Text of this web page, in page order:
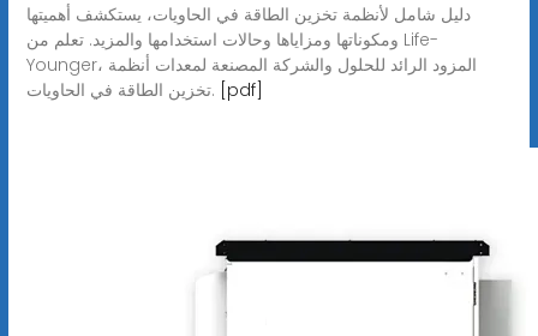
دليل شامل لأنظمة تخزين الطاقة في الحاويات، يستكشف أهميتها
ومكوناتها ومزاياها وحالات استخدامها والمزيد. تعلم من Life-
Younger، المزود الرائد للحلول والشركة المصنعة لمعدات أنظمة
تخزين الطاقة في الحاويات. [pdf]